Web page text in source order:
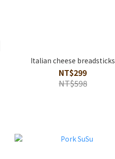
Italian cheese breadsticks
NT$299
NT$598